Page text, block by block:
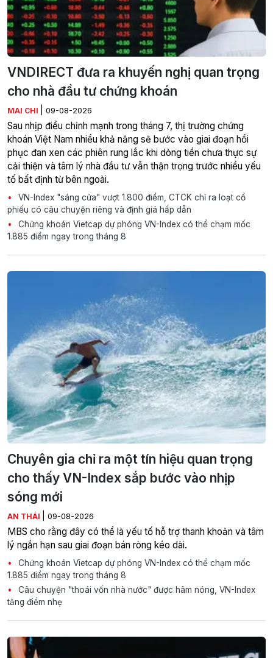
VNDIRECT đưa ra khuyến nghị quan trọng
cho nhà đầu tư chứng khoán
MAI CHI 09-08-2026
Sau nhịp điều chỉnh mạnh trong tháng 7, thị trường chứng
khoán Việt Nam nhiều khả năng sẽ bước vào giai đoạn hồi
phục đan xen các phiên rung lắc khi dòng tiền chưa thực sự
cải thiện và tâm lý nhà đầu tư vẫn thận trọng trước nhiều yếu
tố bất định từ bên ngoài.
VN-Index "sáng cửa" vượt 1.800 điểm, CTCK chỉ ra loạt cổ
phiếu có câu chuyện riêng và định giá hấp dẫn
Chứng khoán Vietcap dự phóng VN-Index có thể chạm mốc
1.885 điểm ngay trong tháng 8
Chuyên gia chỉ ra một tín hiệu quan trọng
cho thấy VN-Index sắp bước vào nhịp
sóng mới
AN THÁI 09-08-2026
MBS cho rằng đây có thể là yếu tố hỗ trợ thanh khoản và tâm
lý ngắn hạn sau giai đoạn bán ròng kéo dài.
Chứng khoán Vietcap dự phóng VN-Index có thể chạm mốc
1.885 điểm ngay trong tháng 8
Câu chuyện "thoái vốn nhà nước" được hâm nóng, VN-Index
tăng điểm nhẹ